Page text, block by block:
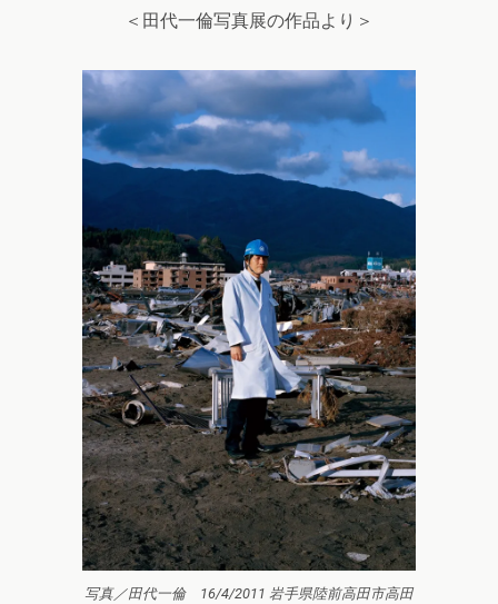
＜田代一倫写真展の作品より＞
写真／田代一倫 16/4/2011 岩手県陸前高田市高田